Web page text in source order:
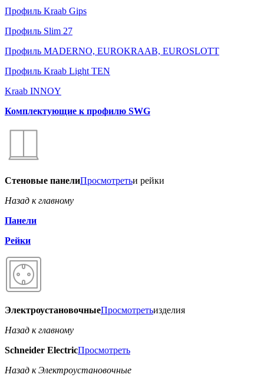
Профиль Kraab Gips
Профиль Slim 27
Профиль MADERNO, EUROKRAAB, EUROSLOTT
Профиль Kraab Light TEN
Kraab INNOY
Комплектующие к профилю SWG
Стеновые панелиПросмотретьи рейки
Назад к главному
Панели
Рейки
ЭлектроустановочныеПросмотретьизделия
Назад к главному
Schneider ElectricПросмотреть
Назад к Электроустановочные